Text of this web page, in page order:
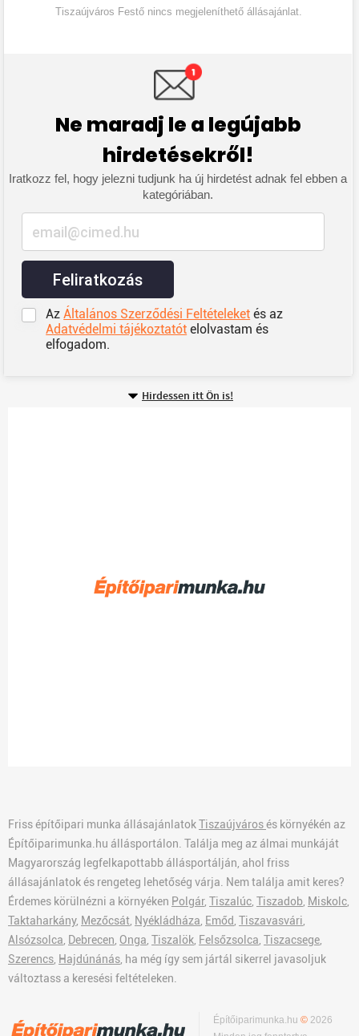
Tiszaújváros Festő nincs megjeleníthető állásajánlat.
Ne maradj le a legújabb
hirdetésekről!
Iratkozz fel, hogy jelezni tudjunk ha új hirdetést adnak fel ebben a
kategóriában.
Feliratkozás
AzÁltalános Szerződési Feltételeket és az
Adatvédelmi tájékoztatót elolvastam és
elfogadom.
Hirdessen itt Ön is!
Friss építőipari munka állásajánlatokTiszaújvárosés környékén az
Építőiparimunka.hu állásportálon. Találja meg az álmai munkáját
Magyarország legfelkapottabb állásportálján, ahol friss
állásajánlatok és rengeteg lehetőség várja. Nem találja amit keres?
Érdemes körülnézni a környéken Polgár, Tiszalúc Tiszadob Miskolc
Taktaharkány, Mezőcsát Nyékládháza Emőd Tiszavasvári
Alsózsolca Debrecen Onga Tiszalök Felsőzsolca Tiszacsege
Szerencs Hajdúnánás , ha még így sem jártál sikerrel javasoljuk
változtass a keresési feltételeken.
Építőiparimunka.hu© 2026